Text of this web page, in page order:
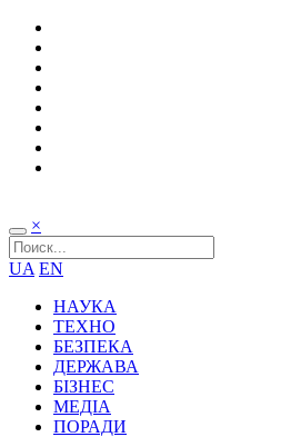
×
UA EN
НАУКА
ТЕХНО
БЕЗПЕКА
ДЕРЖАВА
БІЗНЕС
МЕДІА
ПОРАДИ